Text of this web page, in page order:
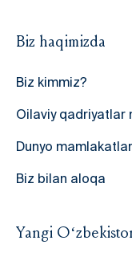
Biz haqimizda
Biz kimmiz?
Oilaviy qadriyatlar
Dunyo
Biz bilan aloqa
Yangi